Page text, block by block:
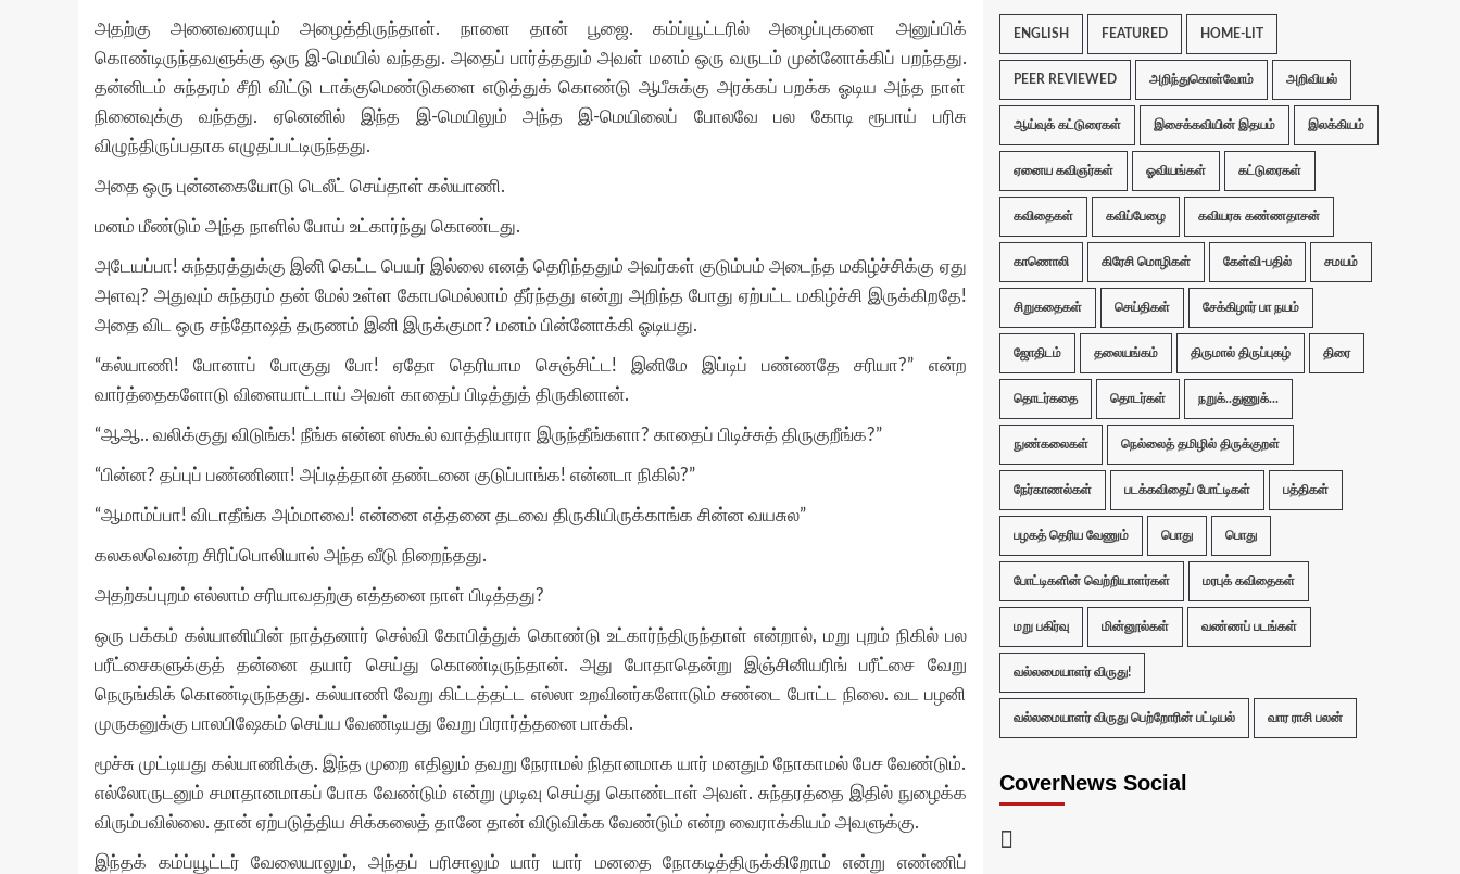
அதற்கு அனைவரையும் அழைத்திருந்தாள். நாளை தான் பூஜை. கம்ப்யூட்டரில் அழைப்புகளை அனுப்பிக்
கொண்டிருந்தவளுக்கு ஒரு இ-மெயில் வந்தது. அதைப் பார்த்ததும் அவள் மனம் ஒரு வருடம் முன்னோக்கிப் பறந்தது.
தன்னிடம் சுந்தரம் சீறி விட்டு டாக்குமெண்டுகளை எடுத்துக் கொண்டு ஆபீசுக்கு அரக்கப் பறக்க ஓடிய அந்த நாள்
நினைவுக்கு வந்தது. ஏனெனில் இந்த இ-மெயிலும் அந்த இ-மெயிலைப் போலவே பல கோடி ரூபாய் பரிசு
விழுந்திருப்பதாக எழுதப்பட்டிருந்தது.
அதை ஒரு புன்னகையோடு டெலீட் செய்தாள் கல்யாணி.
மனம் மீண்டும் அந்த நாளில் போய் உட்கார்ந்து கொண்டது.
அடேயப்பா! சுந்தரத்துக்கு இனி கெட்ட பெயர் இல்லை எனத் தெரிந்ததும் அவர்கள் குடும்பம் அடைந்த மகிழ்ச்சிக்கு ஏது
அளவு? அதுவும் சுந்தரம் தன் மேல் உள்ள கோபமெல்லாம் தீர்ந்தது என்று அறிந்த போது ஏற்பட்ட மகிழ்ச்சி இருக்கிறதே!
அதை விட ஒரு சந்தோஷத் தருணம் இனி இருக்குமா? மனம் பின்னோக்கி ஓடியது.
“கல்யாணி! போனாப் போகுது போ! ஏதோ தெரியாம செஞ்சிட்ட! இனிமே இப்டிப் பண்ணதே சரியா?” என்ற
வார்த்தைகளோடு விளையாட்டாய் அவள் காதைப் பிடித்துத் திருகினான்.
“ஆஆ.. வலிக்குது விடுங்க! நீங்க என்ன ஸ்கூல் வாத்தியாரா இருந்தீங்களா? காதைப் பிடிச்சுத் திருகுறீங்க?”
“பின்ன? தப்புப் பண்ணினா! அப்டித்தான் தண்டனை குடுப்பாங்க! என்னடா நிகில்?”
“ஆமாம்ப்பா! விடாதீங்க அம்மாவை! என்னை எத்தனை தடவை திருகியிருக்காங்க சின்ன வயசுல”
கலகலவென்ற சிரிப்பொலியால் அந்த வீடு நிறைந்தது.
அதற்கப்புறம் எல்லாம் சரியாவதற்கு எத்தனை நாள் பிடித்தது?
ஒரு பக்கம் கல்யானியின் நாத்தனார் செல்வி கோபித்துக் கொண்டு உட்கார்ந்திருந்தாள் என்றால், மறு புறம் நிகில் பல
பரீட்சைகளுக்குத் தன்னை தயார் செய்து கொண்டிருந்தான். அது போதாதென்று இஞ்சினியரிங் பரீட்சை வேறு
நெருங்கிக் கொண்டிருந்தது. கல்யாணி வேறு கிட்டத்தட்ட எல்லா உறவினர்களோடும் சண்டை போட்ட நிலை. வட பழனி
முருகனுக்கு பாலபிஷேகம் செய்ய வேண்டியது வேறு பிரார்த்தனை பாக்கி.
மூச்சு முட்டியது கல்யாணிக்கு. இந்த முறை எதிலும் தவறு நேராமல் நிதானமாக யார் மனதும் நோகாமல் பேச வேண்டும்.
எல்லோருடனும் சமாதானமாகப் போக வேண்டும் என்று முடிவு செய்து கொண்டாள் அவள். சுந்தரத்தை இதில் நுழைக்க
விரும்பவில்லை. தான் ஏற்படுத்திய சிக்கலைத் தானே தான் விடுவிக்க வேண்டும் என்ற வைராக்கியம் அவளுக்கு.
இந்தக் கம்ப்யூட்டர் வேலையாலும், அந்தப் பரிசாலும் யார் யார் மனதை நோகடித்திருக்கிறோம் என்று எண்ணிப்
ENGLISH FEATURED HOME-LIT
PEER REVIEWED அறிந்துகொள்வோம் அறிவியல்
ஆய்வுக் கட்டுரைகள் இசைக்கவியின் இதயம் இலக்கியம்
ஏனைய கவிஞர்கள் ஓவியங்கள் கட்டுரைகள்
கவிதைகள் கவிப்பேழை கவியரசு கண்ணதாசன்
காணொலி கிரேசி மொழிகள் கேள்வி-பதில் சமயம்
சிறுகதைகள் செய்திகள் சேக்கிழார் பா நயம்
ஜோதிடம் தலையங்கம் திருமால் திருப்புகழ் திரை
தொடர்கதை தொடர்கள் நறுக்..துணுக்...
நுண்கலைகள் நெல்லைத் தமிழில் திருக்குறள்
நேர்காணல்கள் படக்கவிதைப் போட்டிகள் பத்திகள்
பழகத் தெரிய வேணும் பொது பொது
போட்டிகளின் வெற்றியாளர்கள் மரபுக் கவிதைகள்
மறு பகிர்வு மின்னூல்கள் வண்ணப் படங்கள்
வல்லமையாளர் விருது!
வல்லமையாளர் விருது பெற்றோரின் பட்டியல் வார ராசி பலன்
CoverNews Social